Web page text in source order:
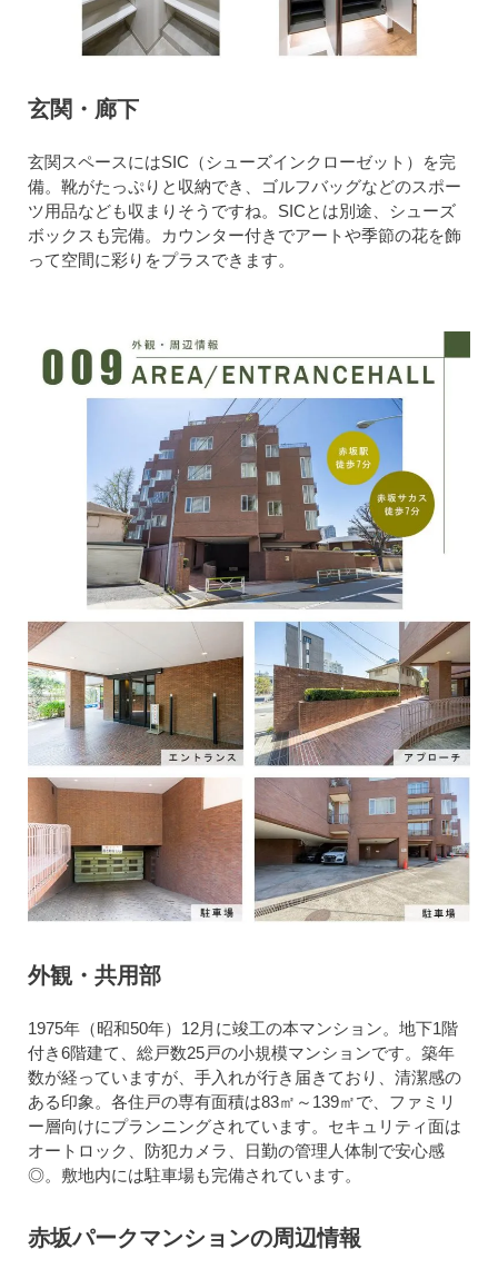
玄関・廊下
玄関スペースにはSIC（シューズインクローゼット）を完
備。靴がたっぷりと収納でき、ゴルフバッグなどのスポー
ツ用品なども収まりそうですね。SICとは別途、シューズ
ボックスも完備。カウンター付きでアートや季節の花を飾
って空間に彩りをプラスできます。
外観・共用部
1975年（昭和50年）12月に竣工の本マンション。地下1階
付き6階建て、総戸数25戸の小規模マンションです。築年
数が経っていますが、手入れが行き届きており、清潔感の
ある印象。各住戸の専有面積は83㎡～139㎡で、ファミリ
ー層向けにプランニングされています。セキュリティ面は
オートロック、防犯カメラ、日勤の管理人体制で安心感
◎。敷地内には駐車場も完備されています。
赤坂パークマンションの周辺情報